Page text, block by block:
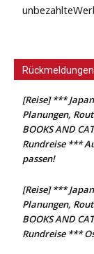
Rückmeldungen
[Reise] ***
Planungen,
BOOKS AND
Rundreise ***
passen!
[Reise] ***
Planungen,
BOOKS AND
Rundreise ***